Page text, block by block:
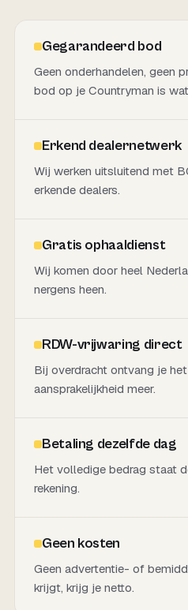
Gegarandeerd bod
Geen onderhandelen, geen
bod op je Countryman is
Erkend dealernetwerk
Wij werken uitsluitend met
erkende dealers.
Gratis ophaaldienst
Wij komen door heel
nergens heen.
RDW-vrijwaring direct
Bij overdracht ontvang je
aansprakelijkheid meer.
Betaling dezelfde dag
Het volledige bedrag staat
rekening.
Geen kosten
Geen advertentie- of
krijgt, krijg je netto.